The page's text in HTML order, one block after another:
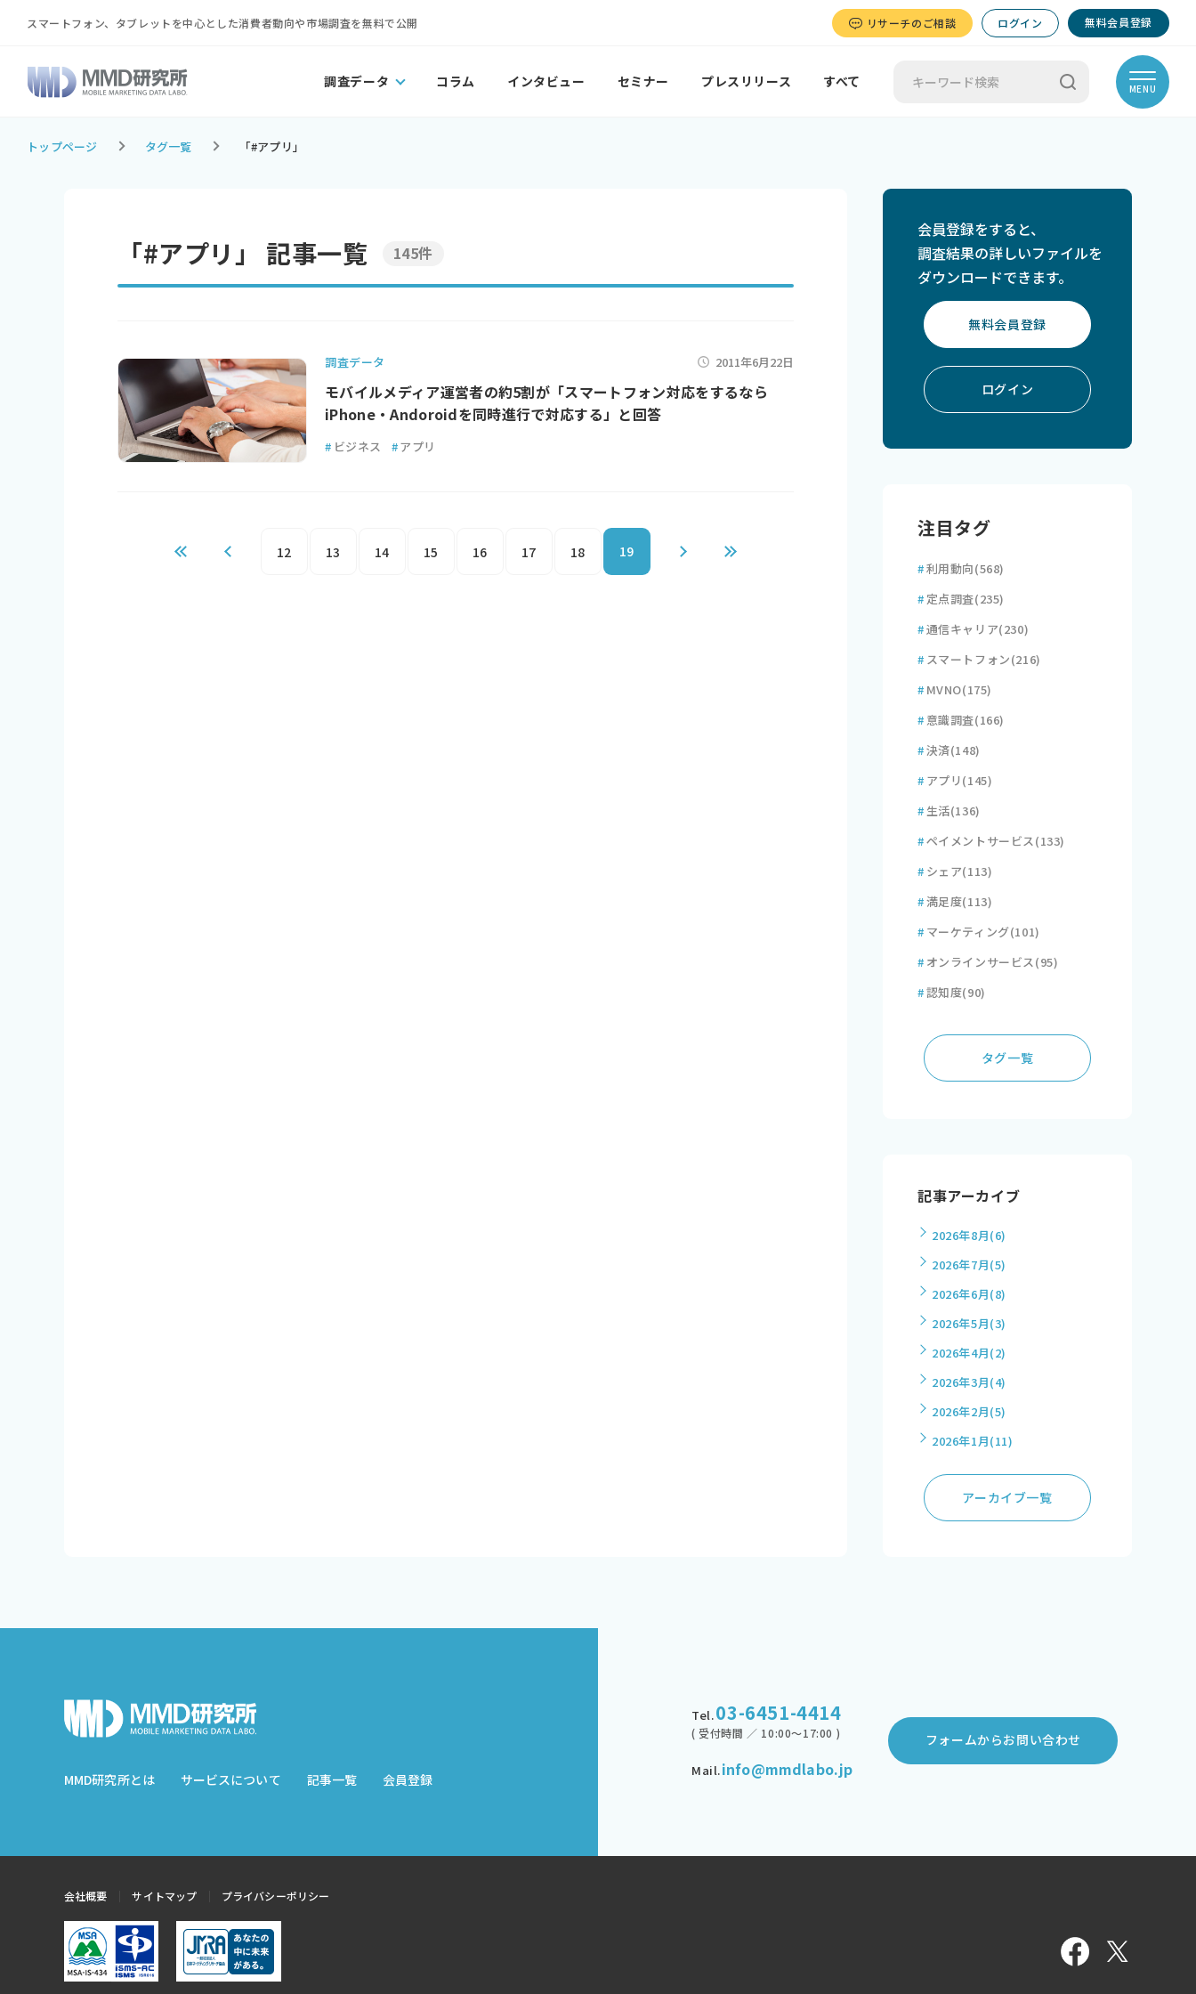
スマートフォン、タブレットを中心とした消費者動向や市場調査を無料で公開 リサーチのご相談 ログイン 無料会員登録
調査データ コラム インタビュー セミナー プレスリリース すべて MENU
トップページ タグ一覧 「#アプリ」
「#アプリ」 記事一覧 145件
調査データ 2011年6月22日
モバイルメディア運営者の約5割が「スマートフォン対応をするなら
iPhone・Andoroidを同時進行で対応する」と回答
# ビジネス #アプリ
12 13 14 15 16 17 18 19
会員登録をすると、
調査結果の詳しいファイルを
ダウンロードできます。
無料会員登録
ログイン
注目タグ
#利用動向(568)
# 定点調査(235)
#通信キャリア(230)
# スマートフォン(216)
# MVNO(175)
# 意識調査(166)
#決済(148)
# アプリ(145)
# 生活(136)
#ペイメントサービス(133)
# シェア(113)
#満足度(113)
# マーケティング(101)
# オンラインサービス(95)
#認知度(90)
タグ一覧
記事アーカイブ
2026年8月(6)
2026年7月(5)
2026年6月(8)
2026年5月(3)
2026年4月(2)
2026年3月(4)
2026年2月(5)
2026年1月(11)
アーカイブ一覧
MMD研究所とは サービスについて 記事一覧 会員登録
Tel.03-6451-4414
( 受付時間 ／ 10:00～17:00 )
Mail.info@mmdlabo.jp
フォームからお問い合わせ
会社概要 サイトマップ プライバシーポリシー